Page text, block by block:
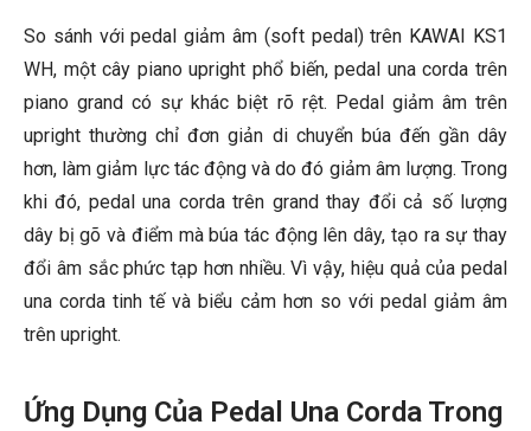
So sánh với pedal giảm âm (soft pedal) trên KAWAI KS1
WH, một cây piano upright phổ biến, pedal una corda trên
piano grand có sự khác biệt rõ rệt. Pedal giảm âm trên
upright thường chỉ đơn giản di chuyển búa đến gần dây
hơn, làm giảm lực tác động và do đó giảm âm lượng. Trong
khi đó, pedal una corda trên grand thay đổi cả số lượng
dây bị gõ và điểm mà búa tác động lên dây, tạo ra sự thay
đổi âm sắc phức tạp hơn nhiều. Vì vậy, hiệu quả của pedal
una corda tinh tế và biểu cảm hơn so với pedal giảm âm
trên upright.
Ứng Dụng Của Pedal Una Corda Trong